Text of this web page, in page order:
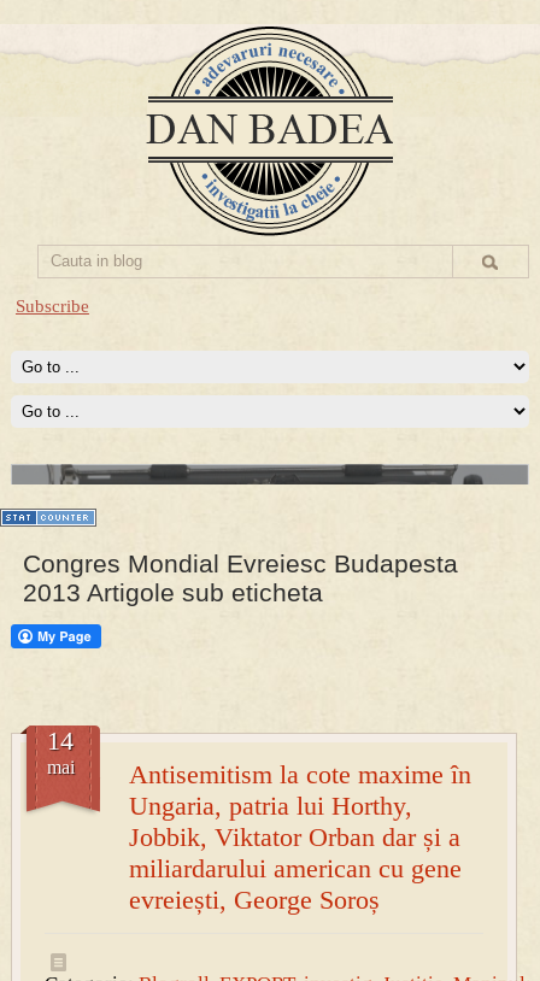
Subscribe
PRESA
Prima mea carte publicata (Nemira)
Averea Presedintelui: prima lucrare despre controversatele
conturi secrete ale Securitatii.
Congres Mondial Evreiesc Budapesta
2013 Artigole sub eticheta
Antisemitism la cote maxime în
Ungaria, patria lui Horthy,
Jobbik, Viktator Orban dar și a
miliardarului american cu gene
evreiești, George Soroș
14
mai